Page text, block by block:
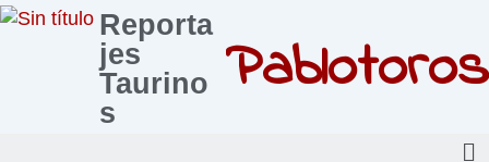
Reporta
jes
Taurino
s
Pablotoros